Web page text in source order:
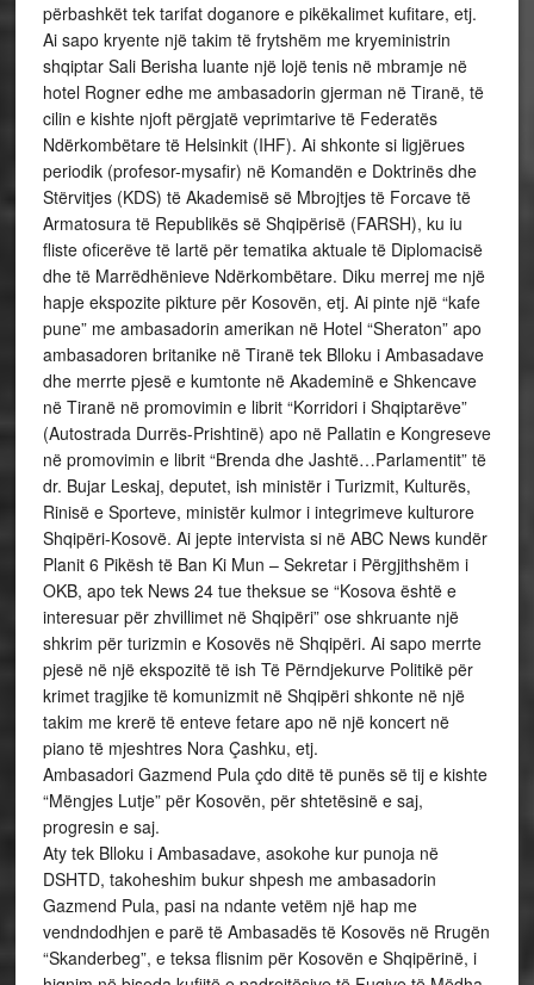
përbashkët tek tarifat doganore e pikëkalimet kufitare, etj.
Ai sapo kryente një takim të frytshëm me kryeministrin
shqiptar Sali Berisha luante një lojë tenis në mbramje në
hotel Rogner edhe me ambasadorin gjerman në Tiranë, të
cilin e kishte njoft përgjatë veprimtarive të Federatës
Ndërkombëtare të Helsinkit (IHF). Ai shkonte si ligjërues
periodik (profesor-mysafir) në Komandën e Doktrinës dhe
Stërvitjes (KDS) të Akademisë së Mbrojtjes të Forcave të
Armatosura të Republikës së Shqipërisë (FARSH), ku iu
fliste oficerëve të lartë për tematika aktuale të Diplomacisë
dhe të Marrëdhënieve Ndërkombëtare. Diku merrej me një
hapje ekspozite pikture për Kosovën, etj. Ai pinte një “kafe
pune” me ambasadorin amerikan në Hotel “Sheraton” apo
ambasadoren britanike në Tiranë tek Blloku i Ambasadave
dhe merrte pjesë e kumtonte në Akademinë e Shkencave
në Tiranë në promovimin e librit “Korridori i Shqiptarëve”
(Autostrada Durrës-Prishtinë) apo në Pallatin e Kongreseve
në promovimin e librit “Brenda dhe Jashtë…Parlamentit” të
dr. Bujar Leskaj, deputet, ish ministër i Turizmit, Kulturës,
Rinisë e Sporteve, ministër kulmor i integrimeve kulturore
Shqipëri-Kosovë. Ai jepte intervista si në ABC News kundër
Planit 6 Pikësh të Ban Ki Mun – Sekretar i Përgjithshëm i
OKB, apo tek News 24 tue theksue se “Kosova është e
interesuar për zhvillimet në Shqipëri” ose shkruante një
shkrim për turizmin e Kosovës në Shqipëri. Ai sapo merrte
pjesë në një ekspozitë të ish Të Përndjekurve Politikë për
krimet tragjike të komunizmit në Shqipëri shkonte në një
takim me krerë të enteve fetare apo në një koncert në
piano të mjeshtres Nora Çashku, etj.
Ambasadori Gazmend Pula çdo ditë të punës së tij e kishte
“Mëngjes Lutje” për Kosovën, për shtetësinë e saj,
progresin e saj.
Aty tek Blloku i Ambasadave, asokohe kur punoja në
DSHTD, takoheshim bukur shpesh me ambasadorin
Gazmend Pula, pasi na ndante vetëm një hap me
vendndodhjen e parë të Ambasadës të Kosovës në Rrugën
“Skanderbeg”, e teksa flisnim për Kosovën e Shqipërinë, i